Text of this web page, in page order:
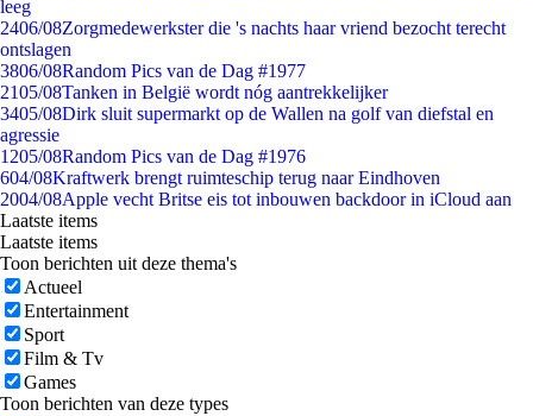
leeg
2406/08Zorgmedewerkster die 's nachts haar vriend bezocht terecht
ontslagen
3806/08Random Pics van de Dag #1977
2105/08Tanken in België wordt nóg aantrekkelijker
3405/08Dirk sluit supermarkt op de Wallen na golf van diefstal en
agressie
1205/08Random Pics van de Dag #1976
604/08Kraftwerk brengt ruimteschip terug naar Eindhoven
2004/08Apple vecht Britse eis tot inbouwen backdoor in iCloud aan
Laatste items
Laatste items
Toon berichten uit deze thema's
Actueel
Entertainment
Sport
Film & Tv
Games
Toon berichten van deze types